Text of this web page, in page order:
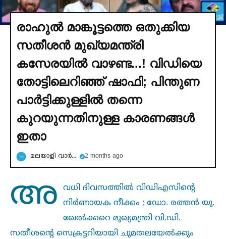
രാഹുല്‍ മാങ്കൂട്ടത്തെ ഒതുക്കിയ
സതീശൻ മുഖ്യമന്ത്രി
കസേരയില്‍ വാഴണ്ട...! വിഡിയെ
തോട്ടിലെറിഞ്ഞ് ഷാഫി; പിന്തുണ
പാര്‍ട്ടിക്കുള്ളില്‍ തന്നെ
കുറയുന്നതിനുള്ള കാരണങ്ങള്‍
ഇതാ
മലയാളി വാര്‍ത്ത 2 months ago
അ വധി ദിവസത്തില്‍ വിഡിഎസിന്റെ
നിർണായക നീക്കം ; ഡോ. രത്തൻ യു.
ഖേല്‍ക്കറെ മുഖ്യമന്ത്രി വി.ഡി.
സതീശന്‍റെ സെക്രട്ടറിയായി ചുമതലയേല്‍ക്കും